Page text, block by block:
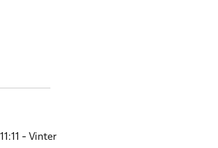
- Vinter